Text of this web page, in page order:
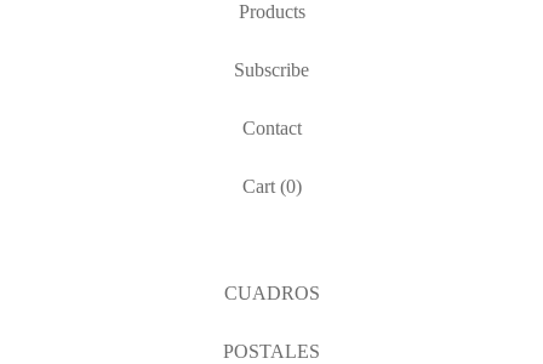
Products
Subscribe
Contact
Cart (0)
CUADROS
POSTALES